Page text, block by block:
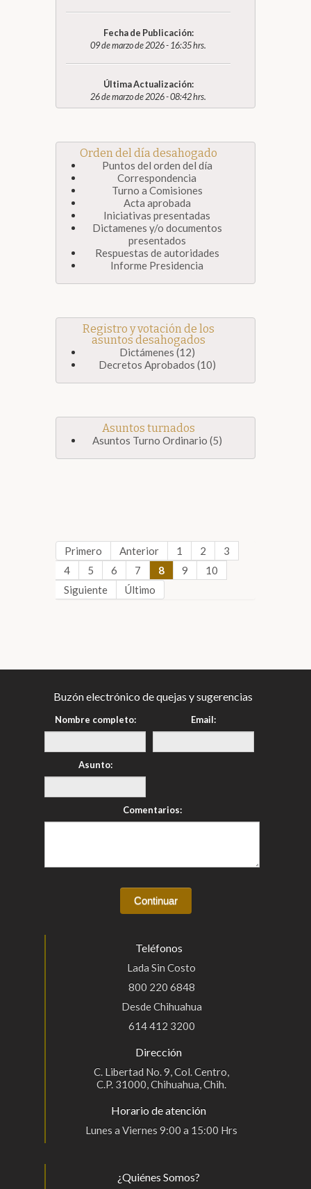
Fecha de Publicación:
09 de marzo de 2026 - 16:35 hrs.
Última Actualización:
26 de marzo de 2026 - 08:42 hrs.
Orden del día desahogado
Puntos del orden del día
Correspondencia
Turno a Comisiones
Acta aprobada
Iniciativas presentadas
Dictamenes y/o documentos
presentados
Respuestas de autoridades
Informe Presidencia
Registro y votación de los
asuntos desahogados
Dictámenes (12)
Decretos Aprobados (10)
Asuntos turnados
Asuntos Turno Ordinario (5)
Primero Anterior 1 2
3
4
5 6 7 8 9
10
Siguiente
Último
Buzón electrónico de quejas y sugerencias
Nombre completo: Email:
Asunto:
Comentarios:
Teléfonos
Lada Sin Costo
800 220 6848
Desde Chihuahua
614 412 3200
Dirección
C. Libertad No. 9, Col. Centro,
C.P. 31000, Chihuahua, Chih.
Horario de atención
Lunes a Viernes 9:00 a 15:00 Hrs
¿Quiénes Somos?